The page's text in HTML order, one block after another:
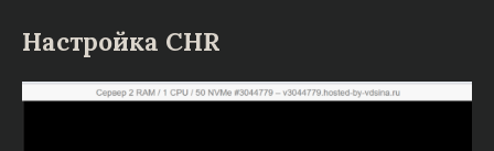
Настройка CHR